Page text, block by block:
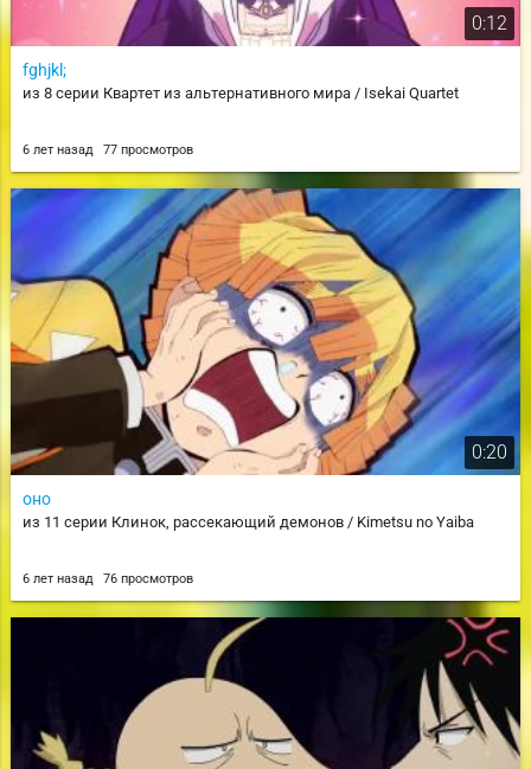
0:12
fghjkl;
из 8 серии Квартет из альтернативного мира / Isekai Quartet
6 лет назад 77 просмотров
0:20
оно
из 11 серии Клинок, рассекающий демонов / Kimetsu no Yaiba
6 лет назад 76 просмотров